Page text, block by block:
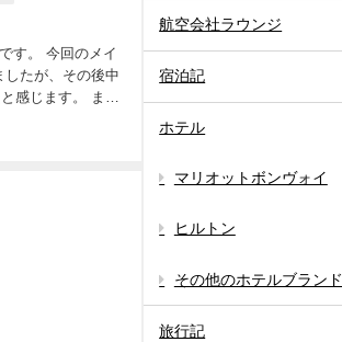
のメイ
たが、その後中
感じます。 まず
航空会社ラウンジ
宿泊記
ホテル
マリオットボンヴォイ
ヒルトン
その他のホテルブランド
旅行記